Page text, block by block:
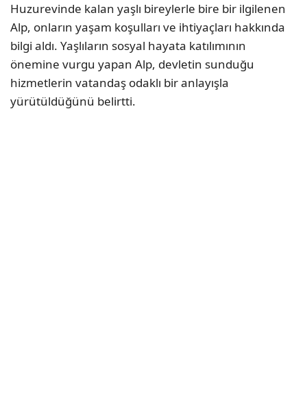
Huzurevinde kalan yaşlı bireylerle bire bir ilgilenen
Alp, onların yaşam koşulları ve ihtiyaçları hakkında
bilgi aldı. Yaşlıların sosyal hayata katılımının
önemine vurgu yapan Alp, devletin sunduğu
hizmetlerin vatandaş odaklı bir anlayışla
yürütüldüğünü belirtti.